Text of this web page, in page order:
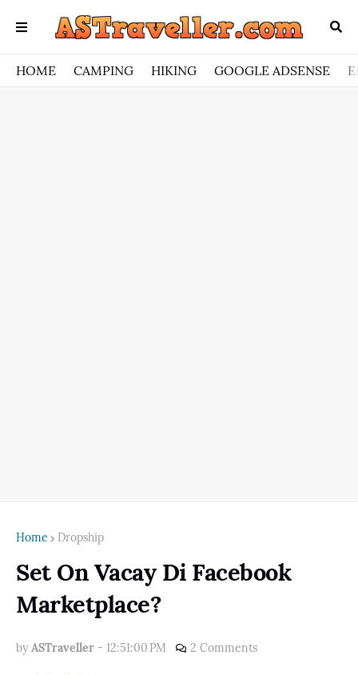
HOME CAMPING HIKING GOOGLE ADSENSE
Home Dropship
Set On Vacay Di Facebook
Marketplace?
by ASTraveller - 12:51:00 PM 2 Comments